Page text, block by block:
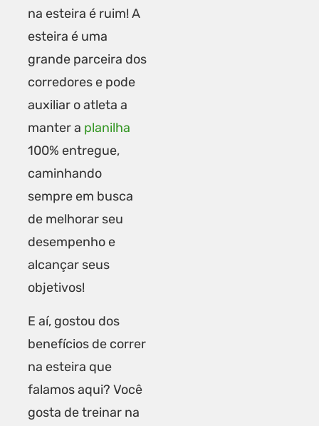
na esteira é ruim! A
esteira é uma
grande parceira dos
corredores e pode
auxiliar o atleta a
manter a planilha
100% entregue,
caminhando
sempre em busca
de melhorar seu
desempenho e
alcançar seus
objetivos!
E aí, gostou dos
benefícios de correr
na esteira que
falamos aqui? Você
gosta de treinar na